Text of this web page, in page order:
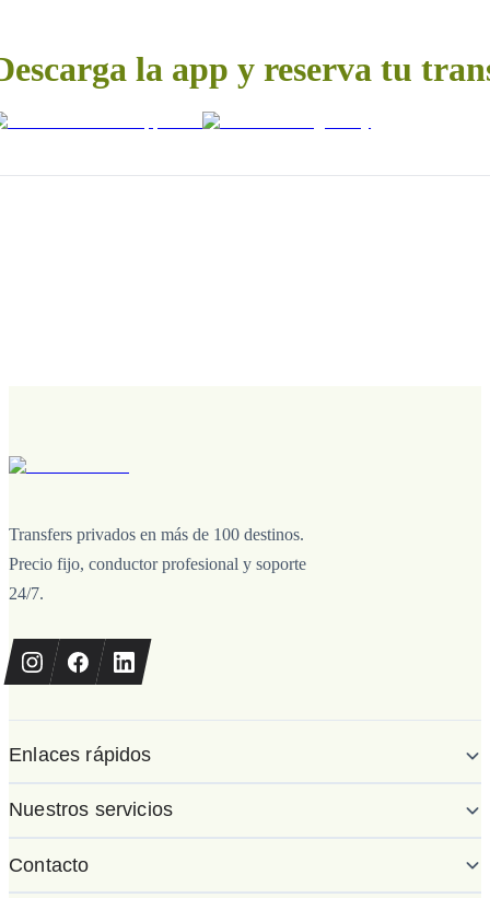
la app y reserva tu
Transfers privados en más de 100 destinos.
Precio fijo, conductor profesional y soporte
24/7.
Enlaces rápidos
Nuestros servicios
Contacto